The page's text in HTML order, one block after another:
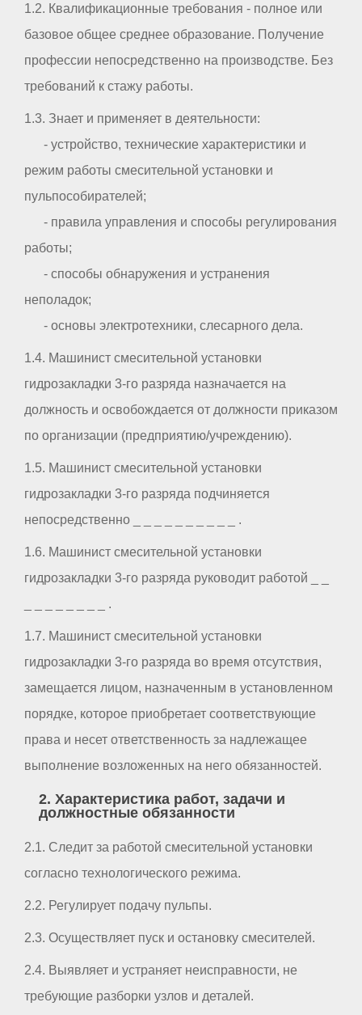
1.2. Квалификационные требования - полное или
базовое общее среднее образование. Получение
профессии непосредственно на производстве. Без
требований к стажу работы.
1.3. Знает и применяет в деятельности:
- устройство, технические характеристики и
режим работы смесительной установки и
пульпособирателей;
- правила управления и способы регулирования
работы;
- способы обнаружения и устранения
неполадок;
- основы электротехники, слесарного дела.
1.4. Машинист смесительной установки
гидрозакладки 3-го разряда назначается на
должность и освобождается от должности приказом
по организации (предприятию/учреждению).
1.5. Машинист смесительной установки
гидрозакладки 3-го разряда подчиняется
непосредственно _ _ _ _ _ _ _ _ _ _ .
1.6. Машинист смесительной установки
гидрозакладки 3-го разряда руководит работой _ _
_ _ _ _ _ _ _ _ .
1.7. Машинист смесительной установки
гидрозакладки 3-го разряда во время отсутствия,
замещается лицом, назначенным в установленном
порядке, которое приобретает соответствующие
права и несет ответственность за надлежащее
выполнение возложенных на него обязанностей.
2. Характеристика работ, задачи и
должностные обязанности
2.1. Следит за работой смесительной установки
согласно технологического режима.
2.2. Регулирует подачу пульпы.
2.3. Осуществляет пуск и остановку смесителей.
2.4. Выявляет и устраняет неисправности, не
требующие разборки узлов и деталей.